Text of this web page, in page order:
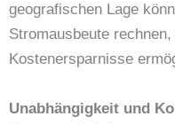
geografischen Lage
Stromausbeute
Kostenersparnisse
Unabhängigkeit und